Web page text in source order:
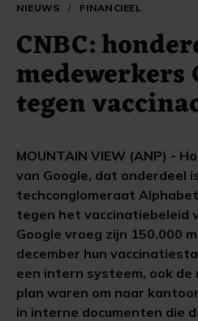
NIEUWS / FINANCIEEL
CNBC:
medewerkers
tegen
MOUNTAIN VIEW (ANP) -
van Google, dat onderdeel
techconglomeraat
tegen het vaccinatiebeleid
Google vroeg zijn 150.000
december hun
een intern systeem, ook de
plan waren om naar
in interne documenten die